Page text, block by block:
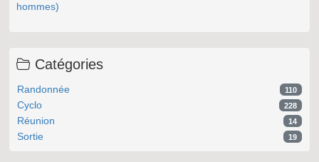
hommes)
Catégories
Randonnée 110
Cyclo 228
Réunion 14
Sortie 19